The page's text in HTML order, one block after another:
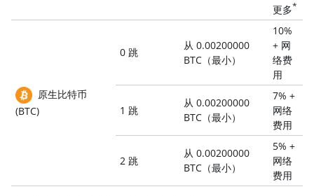
更多*
原生比特币
(BTC)
0 跳
从 0.00200000
BTC（最小）
10%
+ 网
络费
用
1 跳
从 0.00200000
BTC（最小）
7% +
网络
费用
2 跳
从 0.00200000
BTC（最小）
5% +
网络
费用